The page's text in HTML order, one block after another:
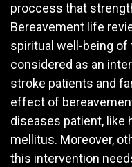
proccess that
Bereavement life
spiritual well-being
considered as an
stroke patients and
effect of
diseases patient, like
mellitus. Moreover,
this intervention